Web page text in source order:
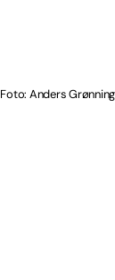
Foto: Anders Grønning